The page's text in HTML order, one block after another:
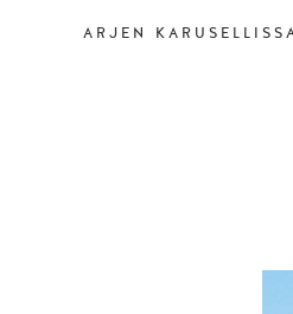
ARJEN